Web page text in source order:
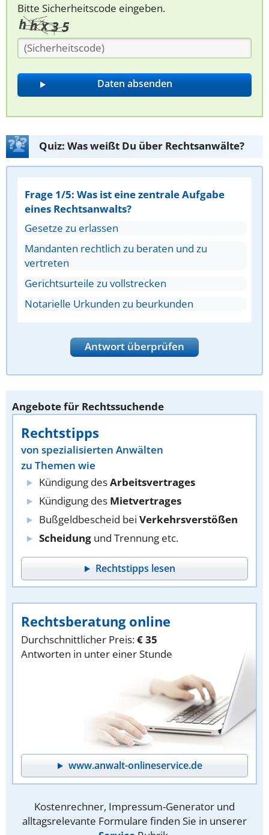
Bitte Sicherheitscode eingeben.
Quiz: Was weißt Du über Rechtsanwälte?
Frage 1/5: Was ist eine zentrale Aufgabe
eines Rechtsanwalts?
Gesetze zu erlassen
Mandanten rechtlich zu beraten und zu
vertreten
Gerichtsurteile zu vollstrecken
Notarielle Urkunden zu beurkunden
Antwort überprüfen
Angebote für Rechtssuchende
Rechtstipps
von spezialisierten Anwälten
zu Themen wie
Kündigung desArbeitsvertrages
Kündigung des Mietvertrages
Bußgeldbescheid bei Verkehrsverstößen
Scheidung und Trennung etc.
Rechtstipps lesen
Rechtsberatung online
Durchschnittlicher Preis:€ 35
Antworten in unter einer Stunde
www.anwalt-onlineservice.de
Kostenrechner, Impressum-Generator und
alltagsrelevante Formulare finden Sie in unserer